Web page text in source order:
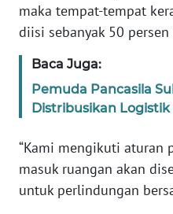
maka tempat-tempat
diisi sebanyak 50
Baca Juga:
Pemuda Pancasila
Distribusikan
“Kami mengikuti aturan
masuk ruangan akan
untuk perlindungan
BARAT
WN
WN
JAMBI